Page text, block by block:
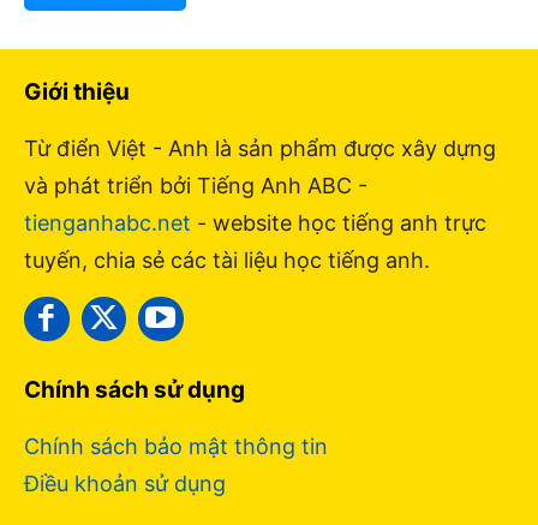
Giới thiệu
Từ điển Việt - Anh là sản phẩm được xây dựng
và phát triển bởi Tiếng Anh ABC -
tienganhabc.net - website học tiếng anh trực
tuyến, chia sẻ các tài liệu học tiếng anh.
Chính sách sử dụng
Chính sách bảo mật thông tin
Điều khoản sử dụng